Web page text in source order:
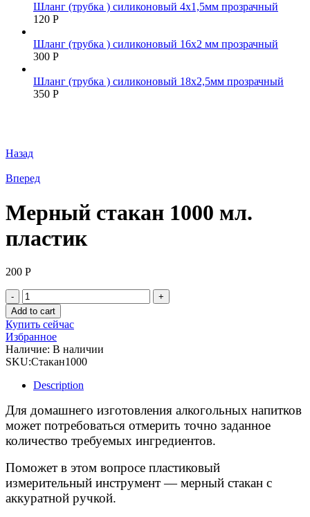
Шланг (трубка ) силиконовый 4х1,5мм прозрачный
120 Р
Шланг (трубка ) силиконовый 16х2 мм прозрачный
300 Р
Шланг (трубка ) силиконовый 18х2,5мм прозрачный
350 Р
Назад
Вперед
Мерный стакан 1000 мл.
пластик
200 Р
Мерный
стакан
1000
мл.
пластик
quantity
Add to cart
Купить сейчас
Избранное
Наличие: В наличии
SKU:Стакан1000
Description
Для домашнего изготовления алкогольных напитков
может потребоваться отмерить точно заданное
количество требуемых ингредиентов.
Поможет в этом вопросе пластиковый
измерительный инструмент — мерный стакан с
аккуратной ручкой.